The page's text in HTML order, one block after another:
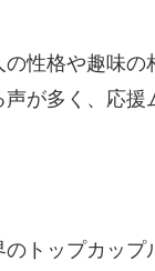
性格や趣味の
声が多く、応援
トップカップ